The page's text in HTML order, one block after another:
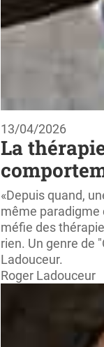
13/04/2026
La
«Depuis quand,
même paradigme
méfie des
rien. Un genre de
Ladouceur.
Roger Ladouceur